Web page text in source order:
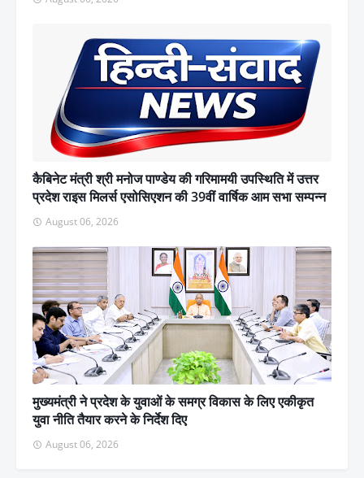
कैबिनेट मंत्री श्री मनोज पाण्डेय की गरिमामयी उपस्थिति में उत्तर
प्रदेश राइस मिलर्स एसोसिएशन की 39वीं वार्षिक आम सभा सम्पन्न
August 06, 2026
मुख्यमंत्री ने प्रदेश के युवाओं के समग्र विकास के लिए एकीकृत
युवा नीति तैयार करने के निर्देश दिए
August 06, 2026